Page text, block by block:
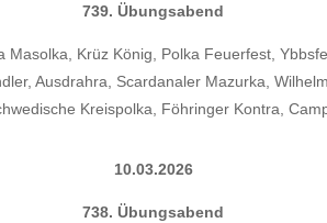
739. Übungsabend
Masolka, Krüz König, Polka Feuerfest,
Ausdrahra, Scardanaler Mazurka,
Kreispolka, Föhringer Kontra,
10.03.2026
738. Übungsabend